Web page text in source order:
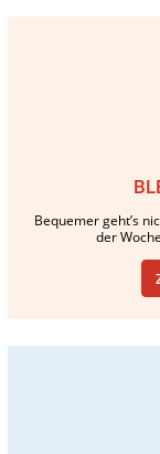
Bequemer geht’s
der